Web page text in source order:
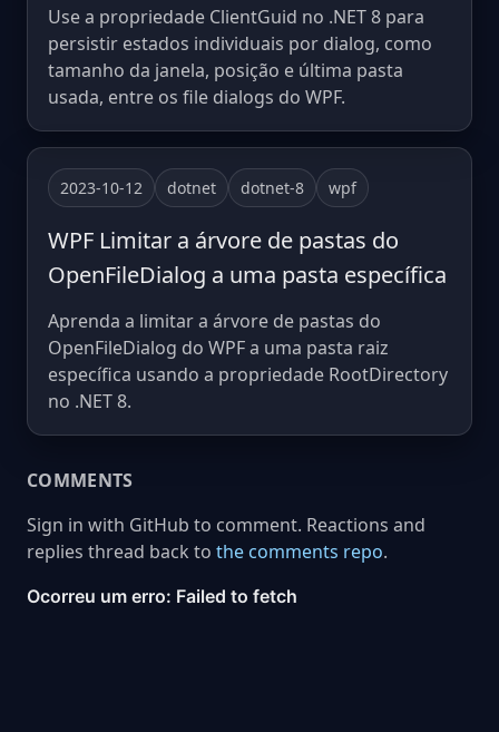
Use a propriedade ClientGuid no .NET 8 para
persistir estados individuais por dialog, como
tamanho da janela, posição e última pasta
usada, entre os file dialogs do WPF.
2023-10-12 dotnet dotnet-8 wpf
WPF Limitar a árvore de pastas do
OpenFileDialog a uma pasta específica
Aprenda a limitar a árvore de pastas do
OpenFileDialog do WPF a uma pasta raiz
específica usando a propriedade RootDirectory
no .NET 8.
COMMENTS
Sign in with GitHub to comment. Reactions and
replies thread back to the comments repo.